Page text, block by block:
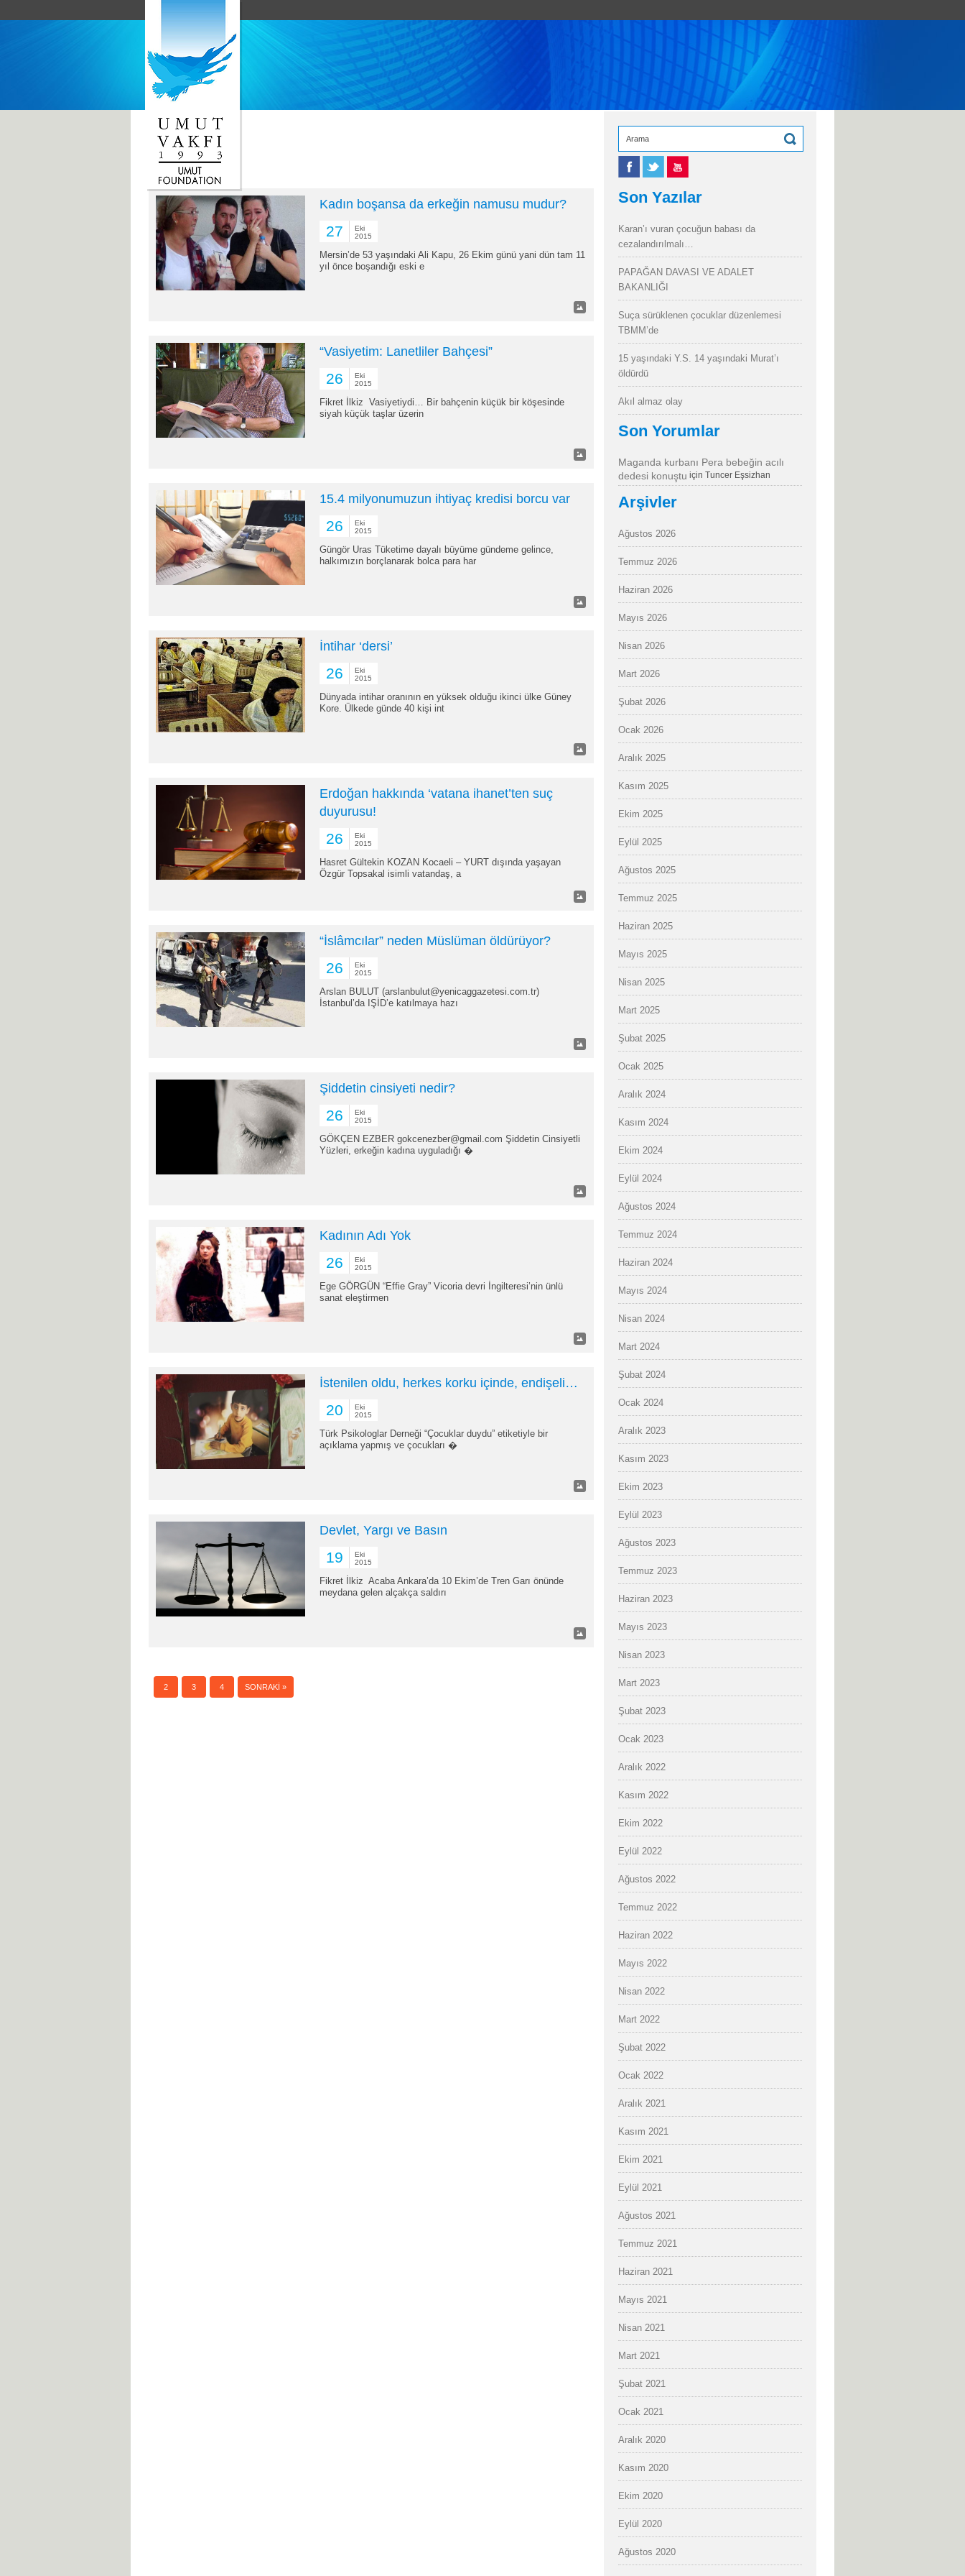
Kadın boşansa da erkeğin namusu mudur?
27
Eki
2015
Mersin’de 53 yaşındaki Ali Kapu, 26 Ekim günü yani dün tam 11
yıl önce boşandığı eski e
“Vasiyetim: Lanetliler Bahçesi”
26
Eki
2015
Fikret İlkiz Vasiyetiydi… Bir bahçenin küçük bir köşesinde
siyah küçük taşlar üzerin
15.4 milyonumuzun ihtiyaç kredisi borcu var
26
Eki
2015
Güngör Uras Tüketime dayalı büyüme gündeme gelince,
halkımızın borçlanarak bolca para har
İntihar ‘dersi’
26
Eki
2015
Dünyada intihar oranının en yüksek olduğu ikinci ülke Güney
Kore. Ülkede günde 40 kişi int
Erdoğan hakkında ‘vatana ihanet’ten suç
duyurusu!
26
Eki
2015
Hasret Gültekin KOZAN Kocaeli – YURT dışında yaşayan
Özgür Topsakal isimli vatandaş, a
“İslâmcılar” neden Müslüman öldürüyor?
26
Eki
2015
Arslan BULUT (arslanbulut@yenicaggazetesi.com.tr)
İstanbul’da IŞİD’e katılmaya hazı
Şiddetin cinsiyeti nedir?
26
Eki
2015
GÖKÇEN EZBER gokcenezber@gmail.com Şiddetin Cinsiyetli
Yüzleri, erkeğin kadına uyguladığı �
Kadının Adı Yok
26
Eki
2015
Ege GÖRGÜN “Effie Gray” Vicoria devri İngilteresi’nin ünlü
sanat eleştirmen
İstenilen oldu, herkes korku içinde, endişeli…
20
Eki
2015
Türk Psikologlar Derneği “Çocuklar duydu” etiketiyle bir
açıklama yapmış ve çocukları �
Devlet, Yargı ve Basın
19
Eki
2015
Fikret İlkiz Acaba Ankara’da 10 Ekim’de Tren Garı önünde
meydana gelen alçakça saldırı
2 3 4 SONRAKI »
Son Yazılar
Karan’ı vuran çocuğun babası da
cezalandırılmalı…
PAPAĞAN DAVASI VE ADALET
BAKANLIĞI
Suça sürüklenen çocuklar düzenlemesi
TBMM’de
15 yaşındaki Y.S. 14 yaşındaki Murat’ı
öldürdü
Akıl almaz olay
Son Yorumlar
Maganda kurbanı Pera bebeğin acılı
dedesi konuştu için Tuncer Eşsizhan
Arşivler
Ağustos 2026
Temmuz 2026
Haziran 2026
Mayıs 2026
Nisan 2026
Mart 2026
Şubat 2026
Ocak 2026
Aralık 2025
Kasım 2025
Ekim 2025
Eylül 2025
Ağustos 2025
Temmuz 2025
Haziran 2025
Mayıs 2025
Nisan 2025
Mart 2025
Şubat 2025
Ocak 2025
Aralık 2024
Kasım 2024
Ekim 2024
Eylül 2024
Ağustos 2024
Temmuz 2024
Haziran 2024
Mayıs 2024
Nisan 2024
Mart 2024
Şubat 2024
Ocak 2024
Aralık 2023
Kasım 2023
Ekim 2023
Eylül 2023
Ağustos 2023
Temmuz 2023
Haziran 2023
Mayıs 2023
Nisan 2023
Mart 2023
Şubat 2023
Ocak 2023
Aralık 2022
Kasım 2022
Ekim 2022
Eylül 2022
Ağustos 2022
Temmuz 2022
Haziran 2022
Mayıs 2022
Nisan 2022
Mart 2022
Şubat 2022
Ocak 2022
Aralık 2021
Kasım 2021
Ekim 2021
Eylül 2021
Ağustos 2021
Temmuz 2021
Haziran 2021
Mayıs 2021
Nisan 2021
Mart 2021
Şubat 2021
Ocak 2021
Aralık 2020
Kasım 2020
Ekim 2020
Eylül 2020
Ağustos 2020